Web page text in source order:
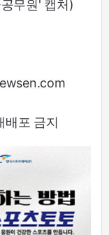
무원' 캡처)
포 금지